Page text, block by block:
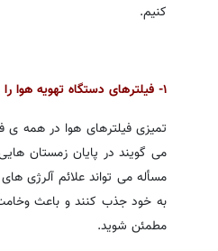
کنیم.
۱- فیلترهای دستگاه تهویه هوا را تعویض کنید
تمیزی فیلترهای هوا در همه
می گویند در پایان زمستان
مسأله می تواند علائم آلرژی
به خود جذب کنند و باعث
مطمئن شوید.